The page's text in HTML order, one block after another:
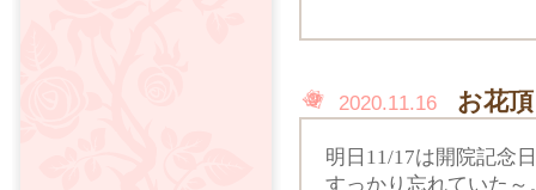
2020.11.16 お花
明日11/17は開院記念
すっかり忘れていた～